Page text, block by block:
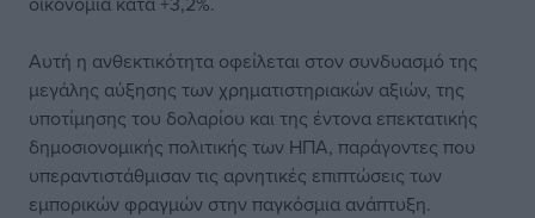
Αυτή η ανθεκτικότητα οφείλεται στον συνδυασμό της
μεγάλης αύξησης των χρηματιστηριακών αξιών, της
υποτίμησης του δολαρίου και της έντονα επεκτατικής
δημοσιονομικής πολιτικής των ΗΠΑ, παράγοντες που
υπεραντιστάθμισαν τις αρνητικές επιπτώσεις των
εμπορικών φραγμών στην παγκόσμια ανάπτυξη.